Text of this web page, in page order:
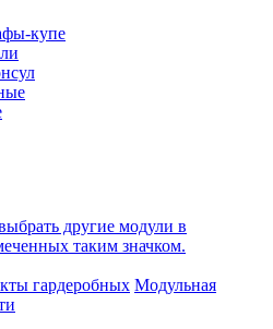
купе
другие модули в
таким значком.
гардеробных Модульная